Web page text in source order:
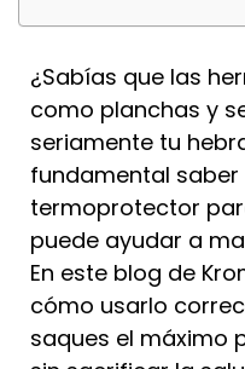
¿Sabías que las
como planchas y
seriamente tu
fundamental saber
termoprotector
puede ayudar a
En este blog de
cómo usarlo
saques el máximo